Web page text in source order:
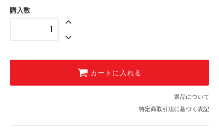
購入数
カートに入れる
返品について
特定商取引法に基づく表記